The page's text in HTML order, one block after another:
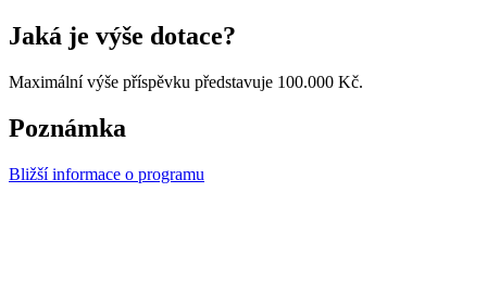
Jaká je výše dotace?
Maximální výše příspěvku představuje 100.000 Kč.
Poznámka
Bližší informace o programu